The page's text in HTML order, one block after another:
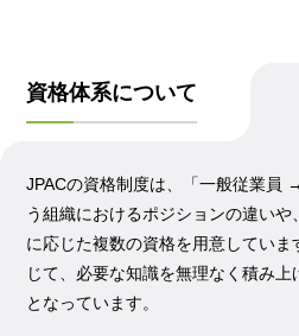
資格体系について
JPACの資格制度は、「一般従業
う組織におけるポジションの違い
に応じた複数の資格を用意してい
じて、必要な知識を無理なく積み
となっています。